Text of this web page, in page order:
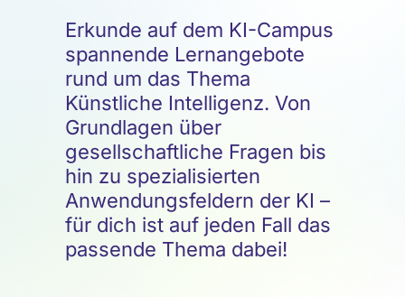
Erkunde auf dem KI-Campus
spannende Lernangebote
rund um das Thema
Künstliche Intelligenz. Von
Grundlagen über
gesellschaftliche Fragen bis
hin zu spezialisierten
Anwendungsfeldern der KI –
für dich ist auf jeden Fall das
passende Thema dabei!